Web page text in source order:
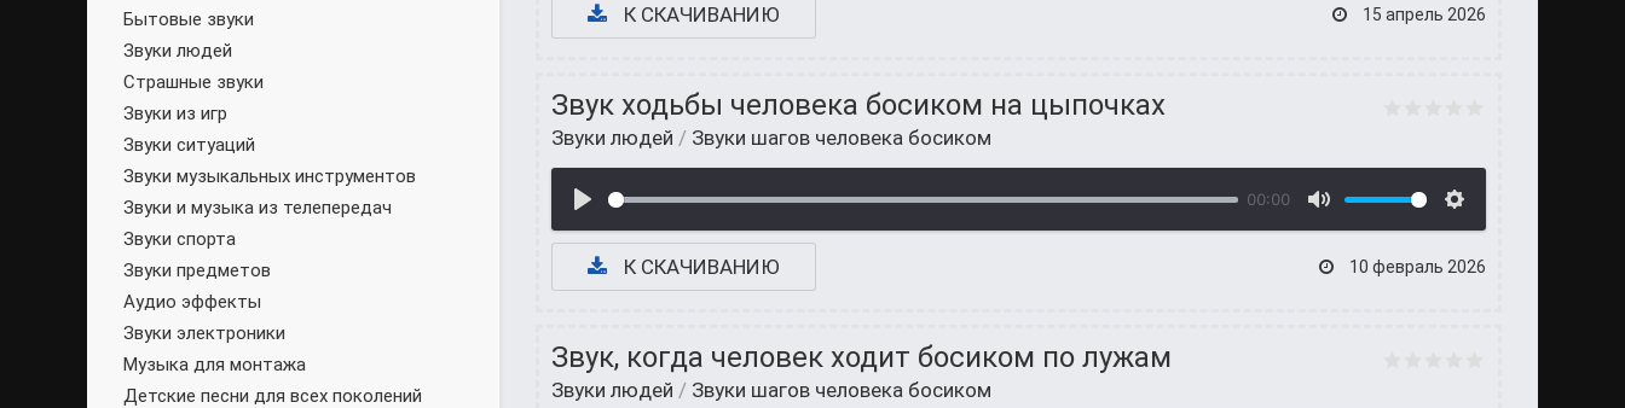
К СКАЧИВАНИЮ 15 апрель 2026
Звук ходьбы человека босиком на цыпочках
Звуки людей / Звуки шагов человека босиком
00:00
К СКАЧИВАНИЮ 10 февраль 2026
Звук, когда человек ходит босиком по лужам
Звуки людей / Звуки шагов человека босиком
Бытовые звуки
Звуки людей
Страшные звуки
Звуки из игр
Звуки ситуаций
Звуки музыкальных инструментов
Звуки и музыка из телепередач
Звуки спорта
Звуки предметов
Аудио эффекты
Звуки электроники
Музыка для монтажа
Детские песни для всех поколений